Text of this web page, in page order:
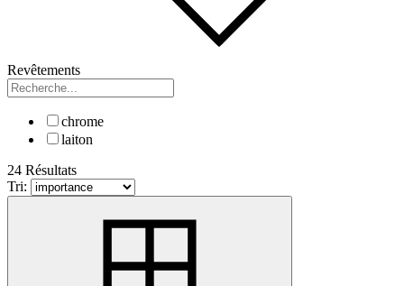
Revêtements
chrome
laiton
24 Résultats
Tri: